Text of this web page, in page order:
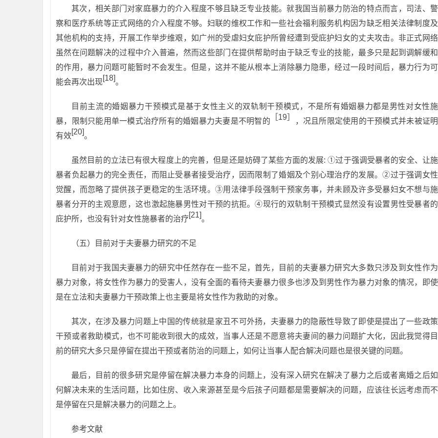
其次，相关部门对家庭暴力的介入程度不够且缺乏专业技能。就我国当前暴力防治的特点而言，司法、警
察和医疗系统等正式网络的介入程度不够。妇联的维权工作和一些社会福利服务机构因为缺乏相关法律制度及
其他机构的支持，开展工作举步维艰，如广州的受虐妇女庇护所曾经遭到受庇护妇女的丈夫攻击。非正式网络
虽然在问题解决的过程中介入普遍，然而这些部门在提供帮助时由于缺乏专业的技能，最多只是起到调解缓和
的作用，暴力问题可能暂时不会发生。但是，这并不能从根本上消除暴力隐患，经过一段时间后，暴力行为可
能会再次出现[18]。
目前主流的婚姻暴力干预模式是基于女性主义的双轨制干预模式，不是所有婚姻暴力都是男性对女性施
暴，限制只能用单一模式治疗所有的婚姻暴力夫妻是不明智的 ［19］
，况且所限定使用的干预模式并未被证明
有效[20]。
虽然目前的立法已有很大程度上的完善，但是还是妨碍了某些方面的发展: ①过于强调受暴者的安全、让施
暴者负起暴力的完全责任，而阻止受暴者接受治疗，因而限制了婚姻及个别心理治疗的发展。②过于强调女性
觉醒，而忽略了提供孩子更稳定的生活环境。③用法律手段强制干预家务事，并未顾及许多受暴妇女不想与施
暴者分开的主观意愿，这也激起施暴男性对干预的抗拒。④现行的双轨制干预模式显然没有设置男性受暴者的
庇护所，也没有针对女性施暴者的治疗[21]。
（五）目前对于夫妻暴力研究的不足
目前对于我国夫妻暴力的研究中任然存在一些不足，首先，目前的夫妻暴力研究大多数只涉及到女性作为
暴力对象，将女性作为暴力的受害人，没有全面的看待夫妻暴力很多也涉及到男性作为暴力对象的情况，即使
是在立法和夫妻暴力干预政策上也主要是将女性作为救助的对象。
其次，在涉及暴力问题上中国的传统就是家丑不可外扬，夫妻暴力的隐蔽性导致了即使是提出了一些政策
干预或者救助模式，也不可能收到很大的成效，当事人还是不愿意将夫妻间的暴力问题扩大化，因此我觉得目
前的研究大多只是停留在提出干预或者防治的问题上，如何让当事人配合解决问题也是很关键的问题。
最后，目前的很多研究是停留在解决暴力本身的问题上，没有深入研究在解决了暴力之后或者离婚之后如
何解决未来的生活问题，比如住房、收入来源甚至是今后孩子问题都是需要解决的问题，应该往长远考虑而不
是停留在只是解决暴力的问题之上。
参考文献